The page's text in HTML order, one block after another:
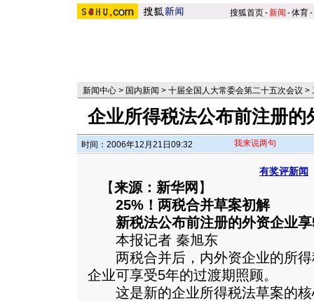
搜狐首页-新闻 -体育-
新闻中心 > 国内新闻 > 十届全国人大常委会第二十五次会议 >
企业所得税法公布前注册的
时间：2006年12月21日09:32 我来说两句
有奖评新闻
【来源：新华网 】
25%！两税合并草案初解
新税法公布前注册的外资企业享
本报记者 秦旭东
两税合并后，内外资企业的所得
企业可享受5年的过渡期照顾。
这是新的企业所得税法草案的核